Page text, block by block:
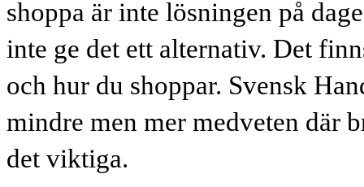
shoppa är inte lösningen på
inte ge det ett alternativ. Det
och hur du shoppar. Svensk
mindre men mer medveten där
det viktiga.